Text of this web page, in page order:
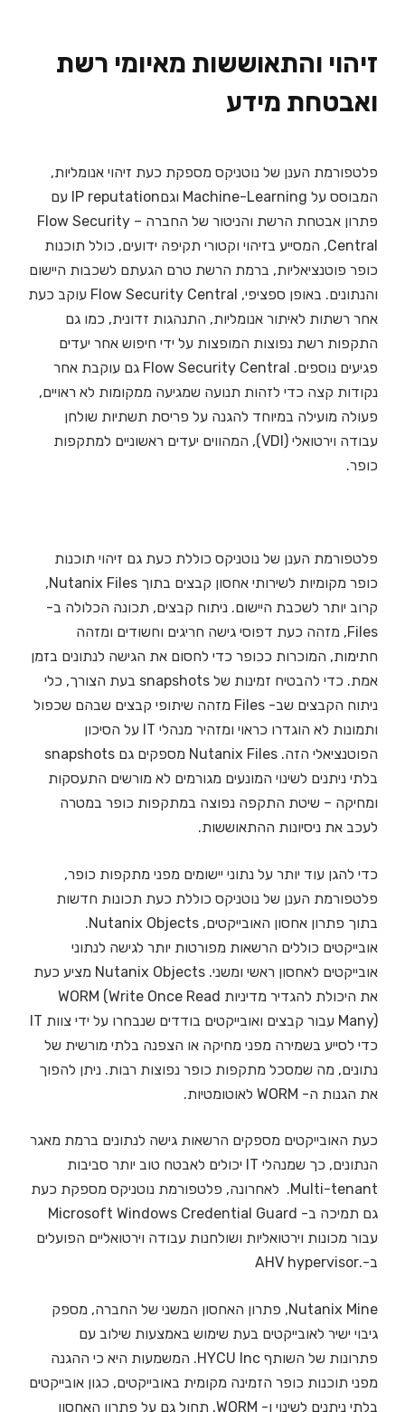
זיהוי והתאוששות מאיומי רשת
ואבטחת מידע
פלטפורמת הענן של נוטניקס מספקת כעת זיהוי אנומליות,
המבוסס על Machine-Learning וגםIP reputation עם
פתרון אבטחת הרשת והניטור של החברה – Flow Security
Central, המסייע בזיהוי וקטורי תקיפה ידועים, כולל תוכנות
כופר פוטנציאליות, ברמת הרשת טרם הגעתם לשכבות היישום
והנתונים. באופן ספציפי, Flow Security Central עוקב כעת
אחר רשתות לאיתור אנומליות, התנהגות זדונית, כמו גם
התקפות רשת נפוצות המופצות על ידי חיפוש אחר יעדים
פגיעים נוספים. Flow Security Central גם עוקבת אחר
נקודות קצה כדי לזהות תנועה שמגיעה ממקומות לא ראויים,
פעולה מועילה במיוחד להגנה על פריסת תשתיות שולחן
עבודה וירטואלי (VDI), המהווים יעדים ראשוניים למתקפות
כופר.
פלטפורמת הענן של נוטניקס כוללת כעת גם זיהוי תוכנות
כופר מקומיות לשירותי אחסון קבצים בתוך Nutanix Files,
קרוב יותר לשכבת היישום. ניתוח קבצים, תכונה הכלולה ב-
Files, מזהה כעת דפוסי גישה חריגים וחשודים ומזהה
חתימות, המוכרות ככופר כדי לחסום את הגישה לנתונים בזמן
אמת. כדי להבטיח זמינות של snapshots בעת הצורך, כלי
ניתוח הקבצים שב- Files מזהה שיתופי קבצים שבהם שכפול
ותמונות לא הוגדרו כראוי ומזהיר מנהלי IT על הסיכון
הפוטנציאלי הזה. Nutanix Files מספקים גם snapshots
בלתי ניתנים לשינוי המונעים מגורמים לא מורשים התעסקות
ומחיקה – שיטת התקפה נפוצה במתקפות כופר במטרה
לעכב את ניסיונות ההתאוששות.
כדי להגן עוד יותר על נתוני יישומים מפני מתקפות כופר,
פלטפורמת הענן של נוטניקס כוללת כעת תכונות חדשות
בתוך פתרון אחסון האובייקטים, Nutanix Objects.
אובייקטים כוללים הרשאות מפורטות יותר לגישה לנתוני
אובייקטים לאחסון ראשי ומשני. Nutanix Objects מציע כעת
את היכולת להגדיר מדיניות WORM (Write Once Read
Many) עבור קבצים ואובייקטים בודדים שנבחרו על ידי צוות IT
כדי לסייע בשמירה מפני מחיקה או הצפנה בלתי מורשית של
נתונים, מה שמסכל מתקפות כופר נפוצות רבות. ניתן להפוך
את הגנות ה- WORM לאוטומטיות.
כעת האובייקטים מספקים הרשאות גישה לנתונים ברמת מאגר
הנתונים, כך שמנהלי IT יכולים לאבטח טוב יותר סביבות
Multi-tenant. לאחרונה, פלטפורמת נוטניקס מספקת כעת
גם תמיכה ב- Microsoft Windows Credential Guard
עבור מכונות וירטואליות ושולחנות עבודה וירטואליים הפועלים
ב-.AHV hypervisor
Nutanix Mine, פתרון האחסון המשני של החברה, מספק
גיבוי ישיר לאובייקטים בעת שימוש באמצעות שילוב עם
פתרונות של השותף HYCU Inc. המשמעות היא כי ההגנה
מפני תוכנות כופר הזמינה מקומית באובייקטים, כגון אובייקטים
בלתי ניתנים לשינוי ו- WORM, תחול גם על פתרון האחסון